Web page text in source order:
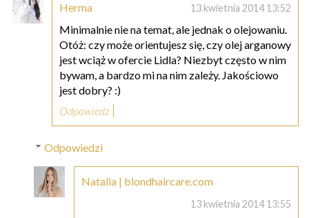
Herma 13 kwietnia 2014 13:52
Minimalnie nie na temat, ale jednak o olejowaniu.
Otóż: czy może orientujesz się, czy olej arganowy
jest wciąż w ofercie Lidla? Niezbyt często w nim
bywam, a bardzo mi na nim zależy. Jakościowo
jest dobry? :)
Odpowiedz
Odpowiedzi
Natalia | blondhaircare.com
13 kwietnia 2014 13:55